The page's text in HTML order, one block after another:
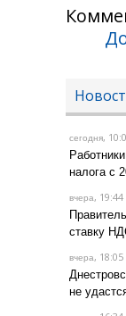
сегодня,
налога с
вчера, 19:44
ставку
вчера, 18:05
не